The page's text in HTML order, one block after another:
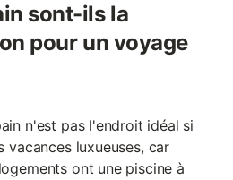
sont-ils la
pour un voyage
n'est pas l'endroit idéal si
vacances luxueuses, car
ont une piscine à